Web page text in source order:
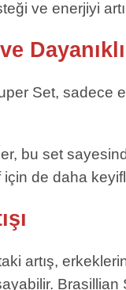
ve enerjiyi
Set, sadece
bu set
de daha
artış,